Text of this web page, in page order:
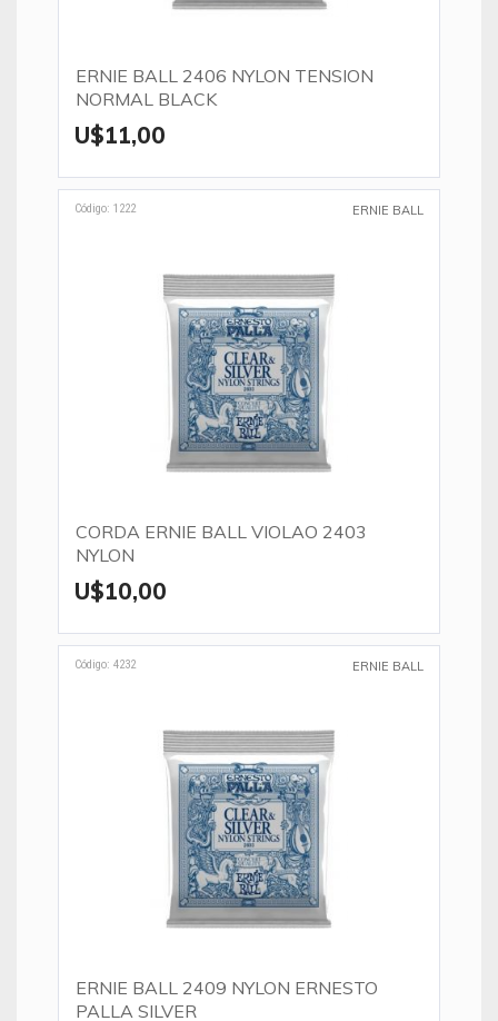
ERNIE BALL 2406 NYLON TENSION
NORMAL BLACK
U$11,00
Código: 1222 ERNIE BALL
CORDA ERNIE BALL VIOLAO 2403
NYLON
U$10,00
Código: 4232 ERNIE BALL
ERNIE BALL 2409 NYLON ERNESTO
PALLA SILVER